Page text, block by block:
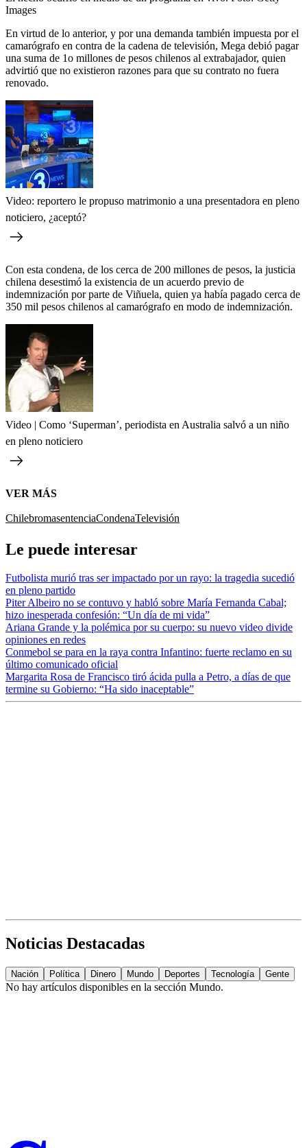
Images
En virtud de lo anterior, y por una demanda también impuesta por el
camarógrafo en contra de la cadena de televisión, Mega debió pagar
una suma de 1o millones de pesos chilenos al extrabajador, quien
advirtió que no existieron razones para que su contrato no fuera
renovado.
Video: reportero le propuso matrimonio a una presentadora en pleno
noticiero, ¿aceptó?
Con esta condena, de los cerca de 200 millones de pesos, la justicia
chilena desestimó la existencia de un acuerdo previo de
indemnización por parte de Viñuela, quien ya había pagado cerca de
350 mil pesos chilenos al camarógrafo en modo de indemnización.
Video | Como ‘Superman’, periodista en Australia salvó a un niño
en pleno noticiero
VER MÁS
ChilebromasentenciaCondenaTelevisión
Le puede interesar
Futbolista murió tras ser impactado por un rayo: la tragedia sucedió
en pleno partido
Piter Albeiro no se contuvo y habló sobre María Fernanda Cabal;
hizo inesperada confesión: “Un día de mi vida”
Ariana Grande y la polémica por su cuerpo: su nuevo video divide
opiniones en redes
Conmebol se para en la raya contra Infantino: fuerte reclamo en su
último comunicado oficial
Margarita Rosa de Francisco tiró ácida pulla a Petro, a días de que
termine su Gobierno: “Ha sido inaceptable”
Noticias Destacadas
Nación Política Dinero Mundo Deportes Tecnología Gente
No hay artículos disponibles en la sección Mundo.